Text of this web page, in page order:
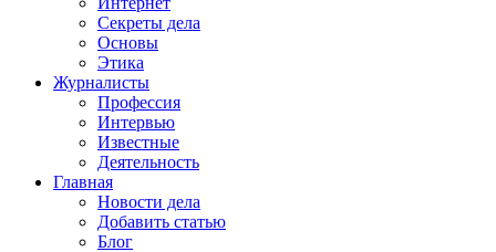
Секреты дела
Основы
Этика
Журналисты
Профессия
Интервью
Известные
Деятельность
Главная
Новости дела
Добавить статью
Блог